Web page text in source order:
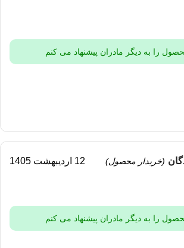
را به دیگر مادران پیشنهاد می کنم
(خریدار محصول) 12 اردیبهشت 1405
را به دیگر مادران پیشنهاد می کنم